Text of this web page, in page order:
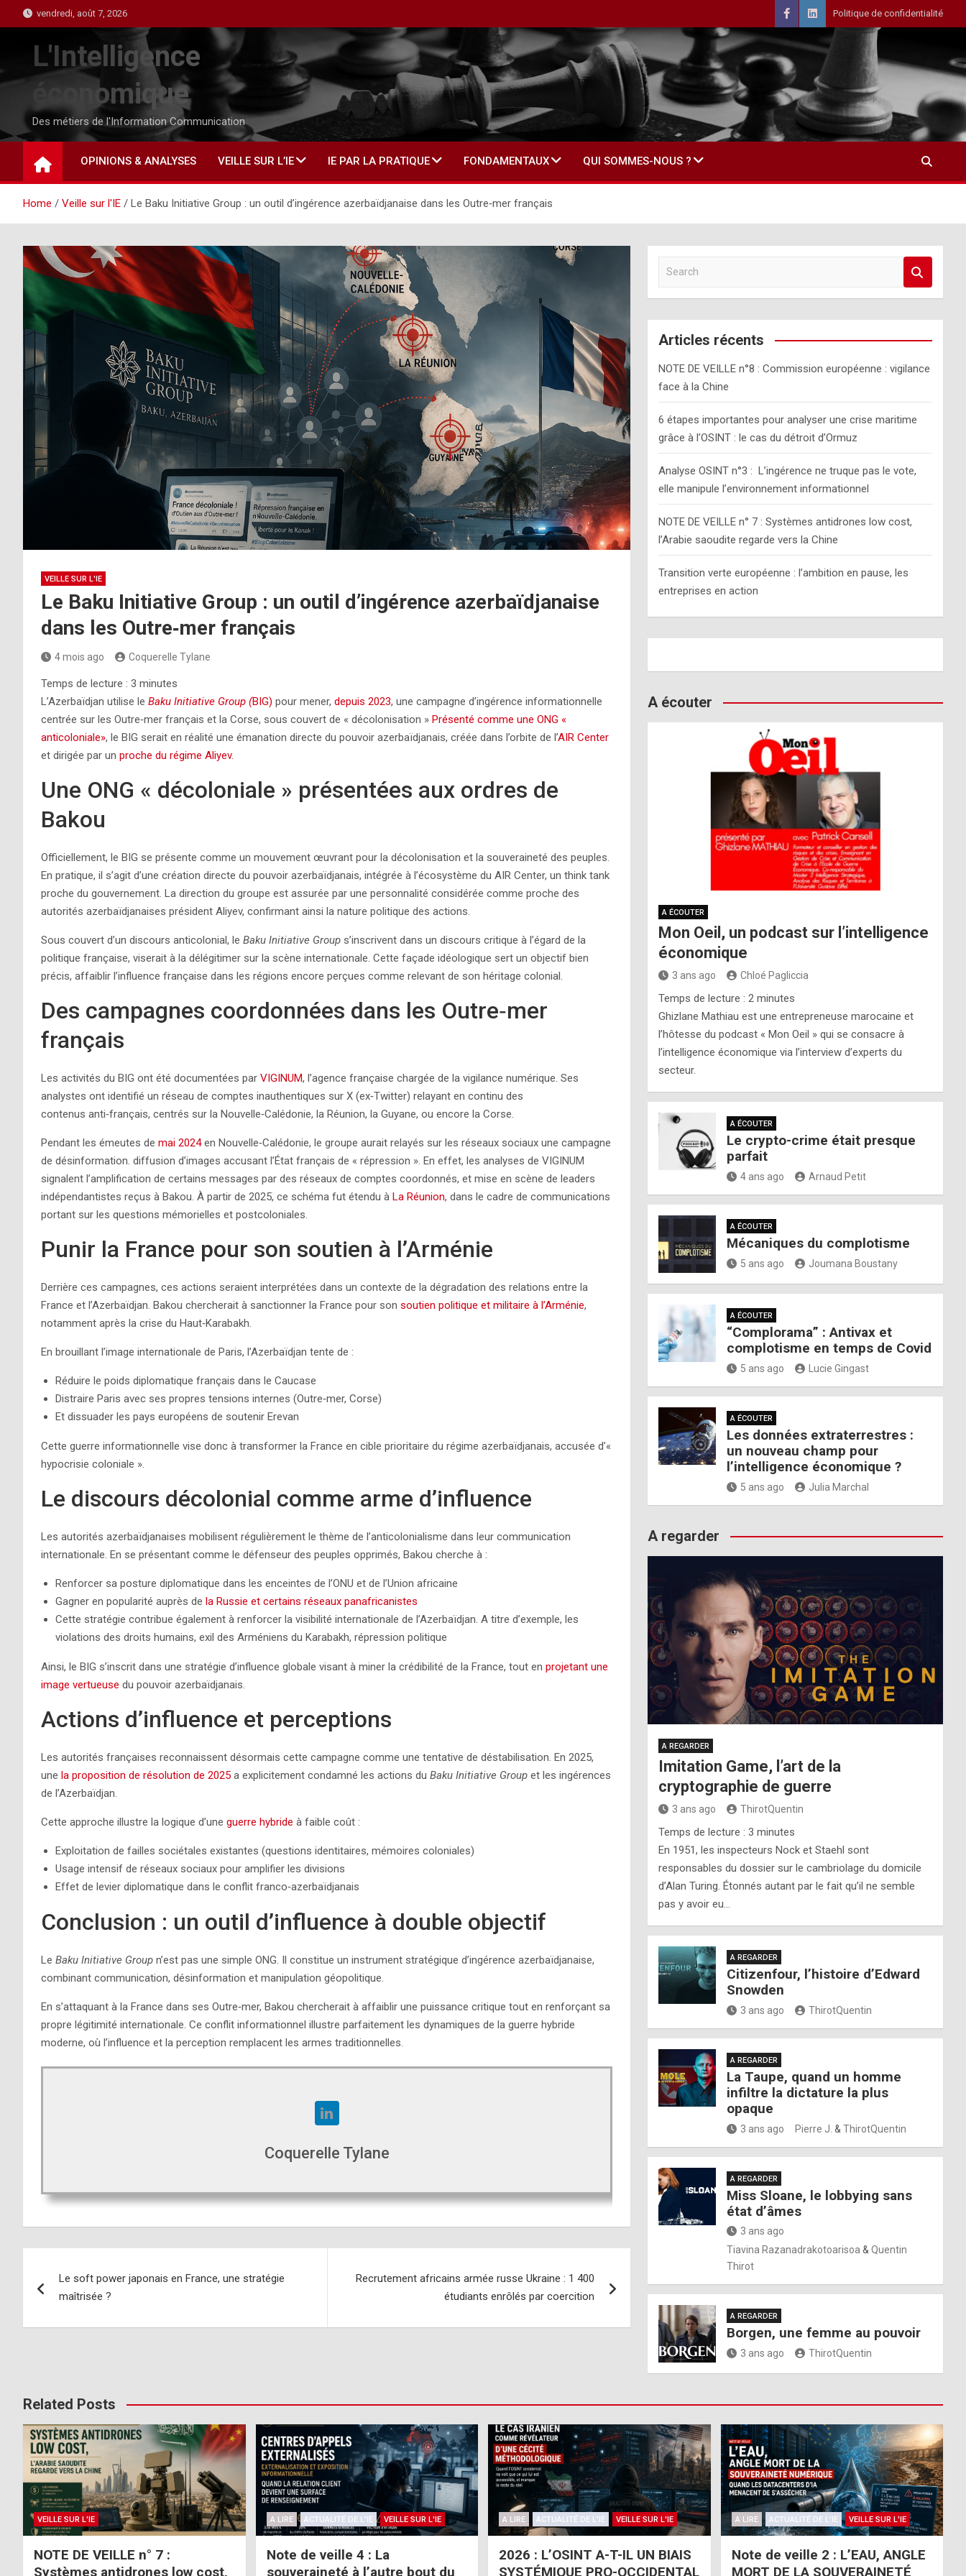
to
content
vendredi, août 7, 2026 Politique de confidentialité
L'Intelligence
économique
Des métiers de l'Information Communication
OPINIONS & ANALYSES VEILLE SUR L’IE IE PAR LA PRATIQUE FONDAMENTAUX QUI SOMMES-NOUS ?
Home Veille sur l'IE Le Baku Initiative Group : un outil d’ingérence azerbaïdjanaise dans les Outre‑mer français
VEILLE SUR L'IE
Le Baku Initiative Group : un outil d’ingérence azerbaïdjanaise
dans les Outre‑mer français
4 mois ago Coquerelle Tylane
Temps de lecture : 3 minutes
L’Azerbaïdjan utilise le Baku Initiative Group (BIG) pour mener, depuis 2023, une campagne d’ingérence informationnelle
centrée sur les Outre‑mer français et la Corse, sous couvert de « décolonisation » Présenté comme une ONG «
anticoloniale», le BIG serait en réalité une émanation directe du pouvoir azerbaïdjanais, créée dans l’orbite de l’AIR Center
et dirigée par un proche du régime Aliyev.
Une ONG « décoloniale » présentées aux ordres de
Bakou
Officiellement, le BIG se présente comme un mouvement œuvrant pour la décolonisation et la souveraineté des peuples.
En pratique, il s’agit d’une création directe du pouvoir azerbaïdjanais, intégrée à l’écosystème du AIR Center, un think tank
proche du gouvernement. La direction du groupe est assurée par une personnalité considérée comme proche des
autorités azerbaïdjanaises président Aliyev, confirmant ainsi la nature politique des actions.
Sous couvert d’un discours anticolonial, le Baku Initiative Group s’inscrivent dans un discours critique à l’égard de la
politique française, viserait à la délégitimer sur la scène internationale. Cette façade idéologique sert un objectif bien
précis, affaiblir l’influence française dans les régions encore perçues comme relevant de son héritage colonial.
Des campagnes coordonnées dans les Outre‑mer
français
Les activités du BIG ont été documentées par VIGINUM, l’agence française chargée de la vigilance numérique. Ses
analystes ont identifié un réseau de comptes inauthentiques sur X (ex‑Twitter) relayant en continu des
contenus anti‑français, centrés sur la Nouvelle‑Calédonie, la Réunion, la Guyane, ou encore la Corse.
Pendant les émeutes de mai 2024en Nouvelle‑Calédonie, le groupe aurait relayés sur les réseaux sociaux une campagne
de désinformation. diffusion d’images accusant l’État français de « répression ». En effet, les analyses de VIGINUM
signalent l’amplification de certains messages par des réseaux de comptes coordonnés, et mise en scène de leaders
indépendantistes reçus à Bakou. À partir de 2025, ce schéma fut étendu à La Réunion, dans le cadre de communications
portant sur les questions mémorielles et postcoloniales.
Punir la France pour son soutien à l’Arménie
Derrière ces campagnes, ces actions seraient interprétées dans un contexte de la dégradation des relations entre la
France et l’Azerbaïdjan. Bakou chercherait à sanctionner la France pour son soutien politique et militaire à l’Arménie,
notamment après la crise du Haut‑Karabakh.
En brouillant l’image internationale de Paris, l’Azerbaïdjan tente de :
Réduire le poids diplomatique français dans le Caucase
Distraire Paris avec ses propres tensions internes (Outre‑mer, Corse)
Et dissuader les pays européens de soutenir Erevan
Cette guerre informationnelle vise donc à transformer la France en cible prioritaire du régime azerbaïdjanais, accusée d’«
hypocrisie coloniale ».
Le discours décolonial comme arme d’influence
Les autorités azerbaïdjanaises mobilisent régulièrement le thème de l’anticolonialisme dans leur communication
internationale. En se présentant comme le défenseur des peuples opprimés, Bakou cherche à :
Renforcer sa posture diplomatique dans les enceintes de l’ONU et de l’Union africaine
Gagner en popularité auprès de la Russie et certains réseaux panafricanistes
Cette stratégie contribue également à renforcer la visibilité internationale de l’Azerbaïdjan. A titre d’exemple, les
violations des droits humains, exil des Arméniens du Karabakh, répression politique
Ainsi, le BIG s’inscrit dans une stratégie d’influence globale visant à miner la crédibilité de la France, tout en projetant une
image vertueuse du pouvoir azerbaïdjanais.
Actions d’influence et perceptions
Les autorités françaises reconnaissent désormais cette campagne comme une tentative de déstabilisation. En 2025,
une la proposition de résolution de 2025 a explicitement condamné les actions du Baku Initiative Group et les ingérences
de l’Azerbaïdjan.
Cette approche illustre la logique d’une guerre hybride à faible coût :
Exploitation de failles sociétales existantes (questions identitaires, mémoires coloniales)
Usage intensif de réseaux sociaux pour amplifier les divisions
Effet de levier diplomatique dans le conflit franco‑azerbaïdjanais
Conclusion : un outil d’influence à double objectif
Le Baku Initiative Group n’est pas une simple ONG. Il constitue un instrument stratégique d’ingérence azerbaïdjanaise,
combinant communication, désinformation et manipulation géopolitique.
En s’attaquant à la France dans ses Outre‑mer, Bakou chercherait à affaiblir une puissance critique tout en renforçant sa
propre légitimité internationale. Ce conflit informationnel illustre parfaitement les dynamiques de la guerre hybride
moderne, où l’influence et la perception remplacent les armes traditionnelles.
Coquerelle Tylane
de
l’article
Le soft power japonais en France, une stratégie
maîtrisée ?
Recrutement africains armée russe Ukraine : 1 400
étudiants enrôlés par coercition
a
r
c
Articles récents
NOTE DE VEILLE n°8 : Commission européenne : vigilance
face à la Chine
6 étapes importantes pour analyser une crise maritime
grâce à l’OSINT : le cas du détroit d’Ormuz
Analyse OSINT n°3 : L’ingérence ne truque pas le vote,
elle manipule l’environnement informationnel
NOTE DE VEILLE n° 7 : Systèmes antidrones low cost,
l’Arabie saoudite regarde vers la Chine
Transition verte européenne : l’ambition en pause, les
entreprises en action
A écouter
A ÉCOUTER
Mon Oeil, un podcast sur l’intelligence
économique
3 ans ago Chloé Pagliccia
Temps de lecture :2 minutes
Ghizlane Mathiau est une entrepreneuse marocaine et
l’hôtesse du podcast « Mon Oeil » qui se consacre à
l’intelligence économique via l’interview d’experts du
secteur.
A ÉCOUTER
Le crypto-crime était presque
parfait
4 ans ago Arnaud Petit
A ÉCOUTER
Mécaniques du complotisme
5 ans ago Joumana Boustany
A ÉCOUTER
“Complorama” : Antivax et
complotisme en temps de Covid
5 ans ago Lucie Gingast
A ÉCOUTER
Les données extraterrestres :
un nouveau champ pour
l’intelligence économique ?
5 ans ago Julia Marchal
A regarder
A REGARDER
Imitation Game, l’art de la
cryptographie de guerre
3 ans ago ThirotQuentin
Temps de lecture :3 minutes
En 1951, les inspecteurs Nock et Staehl sont
responsables du dossier sur le cambriolage du domicile
d’Alan Turing. Étonnés autant par le fait qu’il ne semble
pas y avoir eu…
A REGARDER
Citizenfour, l’histoire d’Edward
Snowden
3 ans ago ThirotQuentin
A REGARDER
La Taupe, quand un homme
infiltre la dictature la plus
opaque
3 ans ago Pierre J. &ThirotQuentin
A REGARDER
Miss Sloane, le lobbying sans
état d’âmes
3 ans ago
Tiavina Razanadrakotoarisoa &Quentin
Thirot
A REGARDER
Borgen, une femme au pouvoir
3 ans ago ThirotQuentin
Related Posts
VEILLE SUR L'IE
NOTE DE VEILLE n° 7 :
Systèmes antidrones low cost,
A LIRE ACTUALITÉ DE L'IE VEILLE SUR L'IE
Note de veille 4 : La
souveraineté à l’autre bout du
A LIRE ACTUALITÉ DE L'IE VEILLE SUR L'IE
2026 : L’OSINT A-T-IL UN BIAIS
SYSTÉMIQUE PRO-OCCIDENTAL
A LIRE ACTUALITÉ DE L'IE VEILLE SUR L'IE
Note de veille 2 : L’EAU, ANGLE
MORT DE LA SOUVERAINETÉ